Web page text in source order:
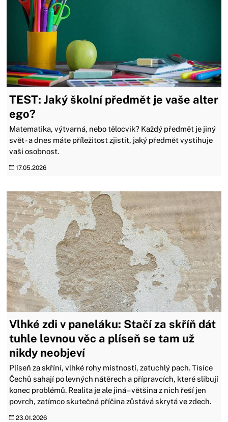
TEST: Jaký školní předmět je vaše alter
ego?
Matematika, výtvarná, nebo tělocvik? Každý předmět je jiný
svět - a dnes máte příležitost zjistit, jaký předmět vystihuje
vaši osobnost.
17.05.2026
Vlhké zdi v paneláku: Stačí za skříň dát
tuhle levnou věc a plíseň se tam už
nikdy neobjeví
Plíseň za skříní, vlhké rohy místností, zatuchlý pach. Tisíce
Čechů sahají po levných nátěrech a přípravcích, které slibují
konec problémů. Realita je ale jiná – většina z nich řeší jen
povrch, zatímco skutečná příčina zůstává skrytá ve zdech.
23.01.2026